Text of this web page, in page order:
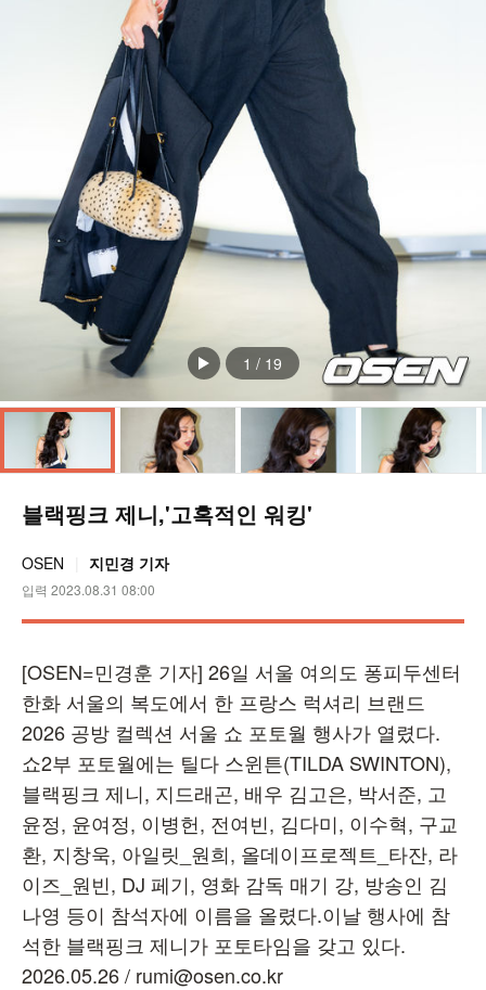
1 / 19
블랙핑크 제니,'고혹적인 워킹'
OSEN 지민경 기자
입력 2023.08.31 08:00
[OSEN=민경훈 기자] 26일 서울 여의도 퐁피두센터
한화 서울의 복도에서 한 프랑스 럭셔리 브랜드
2026 공방 컬렉션 서울 쇼 포토월 행사가 열렸다.
쇼2부 포토월에는 틸다 스윈튼(TILDA SWINTON),
블랙핑크 제니, 지드래곤, 배우 김고은, 박서준, 고
윤정, 윤여정, 이병헌, 전여빈, 김다미, 이수혁, 구교
환, 지창욱, 아일릿_원희, 올데이프로젝트_타잔, 라
이즈_원빈, DJ 페기, 영화 감독 매기 강, 방송인 김
나영 등이 참석자에 이름을 올렸다.이날 행사에 참
석한 블랙핑크 제니가 포토타임을 갖고 있다.
2026.05.26 / rumi@osen.co.kr